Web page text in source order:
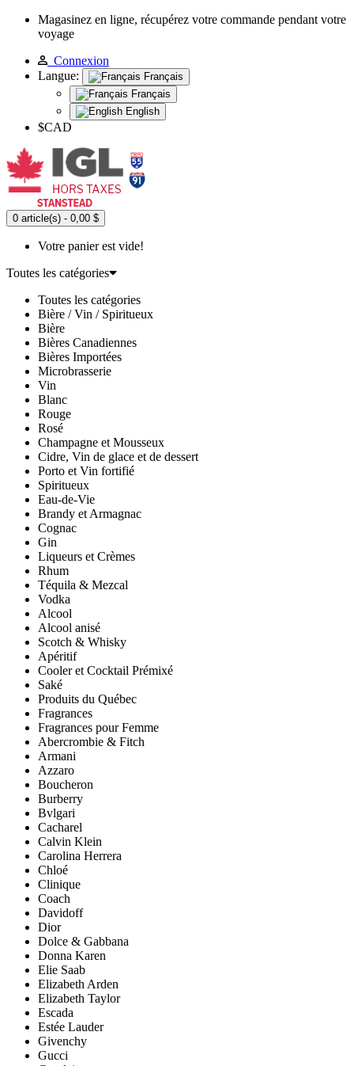
Magasinez en ligne, récupérez votre commande pendant votre
voyage
Connexion
Langue:
Français
Français
English
$CAD
0 article(s) - 0,00 $
Votre panier est vide!
Toutes les catégories
Toutes les catégories
Bière / Vin / Spiritueux
Bière
Bières Canadiennes
Bières Importées
Microbrasserie
Vin
Blanc
Rouge
Rosé
Champagne et Mousseux
Cidre, Vin de glace et de dessert
Porto et Vin fortifié
Spiritueux
Eau-de-Vie
Brandy et Armagnac
Cognac
Gin
Liqueurs et Crèmes
Rhum
Téquila & Mezcal
Vodka
Alcool
Alcool anisé
Scotch & Whisky
Apéritif
Cooler et Cocktail Prémixé
Saké
Produits du Québec
Fragrances
Fragrances pour Femme
Abercrombie & Fitch
Armani
Azzaro
Boucheron
Burberry
Bvlgari
Cacharel
Calvin Klein
Carolina Herrera
Chloé
Clinique
Coach
Davidoff
Dior
Dolce & Gabbana
Donna Karen
Elie Saab
Elizabeth Arden
Elizabeth Taylor
Escada
Estée Lauder
Givenchy
Gucci